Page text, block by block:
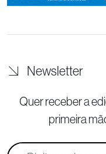
Newsletter
Quer receber a
primeira